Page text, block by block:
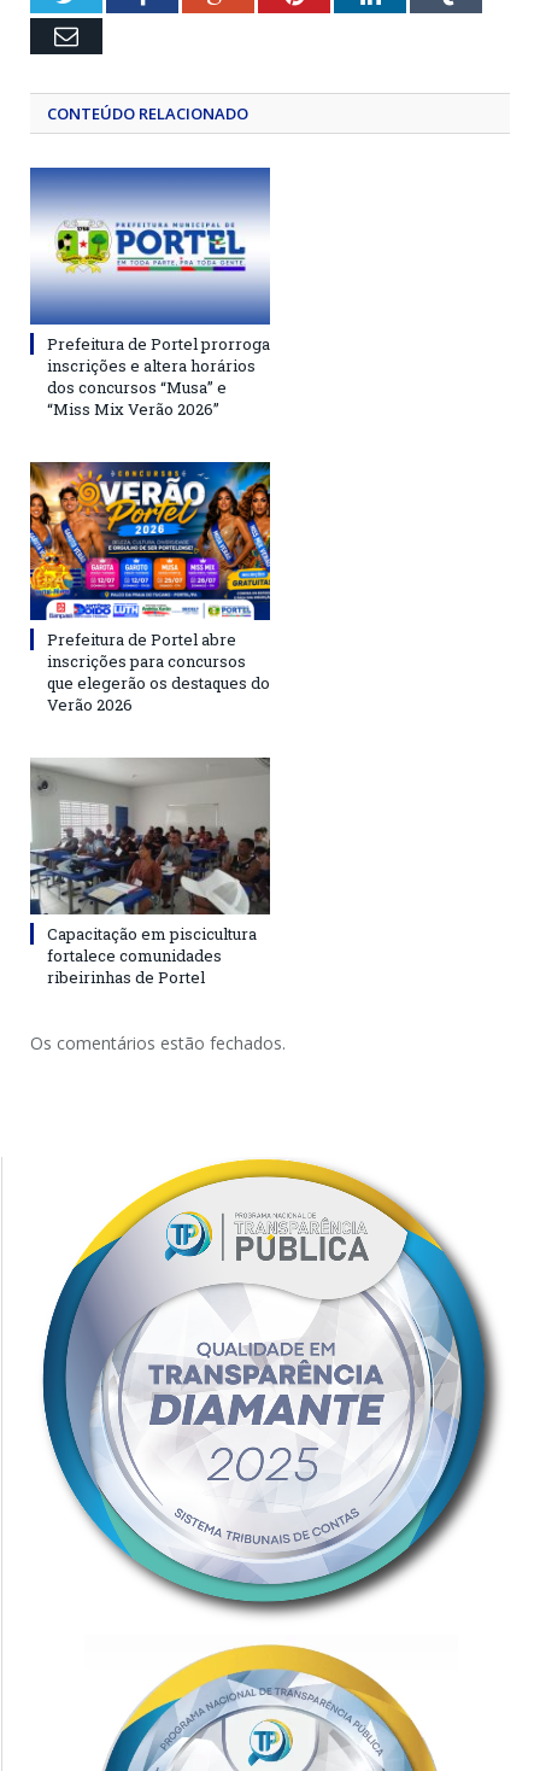
Email
CONTEÚDO RELACIONADO
Prefeitura de Portel prorroga
inscrições e altera horários
dos concursos “Musa” e
“Miss Mix Verão 2026”
Prefeitura de Portel abre
inscrições para concursos
que elegerão os destaques do
Verão 2026
Capacitação em piscicultura
fortalece comunidades
ribeirinhas de Portel
Os comentários estão fechados.